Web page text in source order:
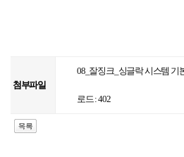
첨부파일
08_잘징크_싱글락 시스템 기
로드 : 402